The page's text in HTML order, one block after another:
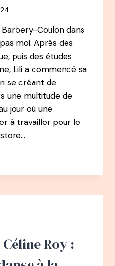
Barbery-Coulon dans
moi. Après des
puis des études
Lili a commencé sa
se créant de
une multitude de
jour où une
à travailler pour le
Roy :